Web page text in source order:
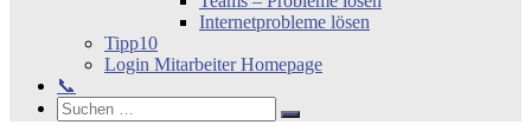
Internetprobleme lösen
Tipp10
Login Mitarbeiter Homepage
📞
Search
Suchen
nach:
Suchen